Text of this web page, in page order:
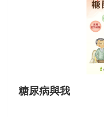
糖尿病與我